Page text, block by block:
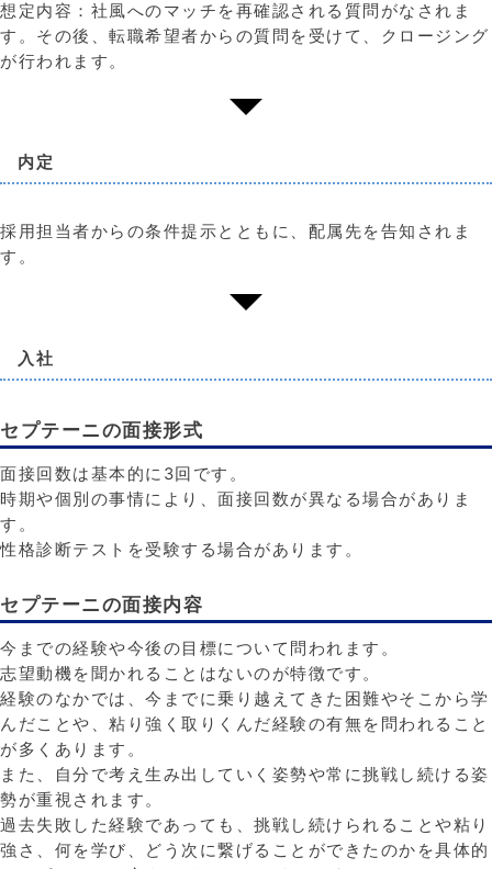
想定内容：社風へのマッチを再確認される質問がなされま
す。その後、転職希望者からの質問を受けて、クロージング
が行われます。
内定
採用担当者からの条件提示とともに、配属先を告知されま
す。
入社
セプテーニの面接形式
面接回数は基本的に3回です。
時期や個別の事情により、面接回数が異なる場合がありま
す。
性格診断テストを受験する場合があります。
セプテーニの面接内容
今までの経験や今後の目標について問われます。
志望動機を聞かれることはないのが特徴です。
経験のなかでは、今までに乗り越えてきた困難やそこから学
んだことや、粘り強く取りくんだ経験の有無を問われること
が多くあります。
また、自分で考え生み出していく姿勢や常に挑戦し続ける姿
勢が重視されます。
過去失敗した経験であっても、挑戦し続けられることや粘り
強さ、何を学び、どう次に繋げることができたのかを具体的